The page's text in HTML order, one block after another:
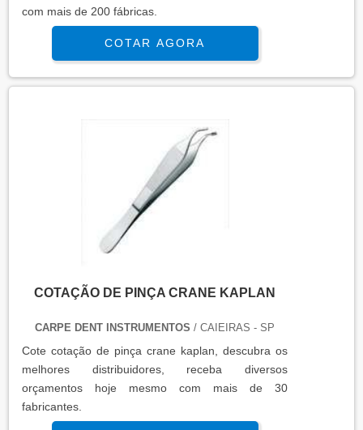
com mais de 200 fábricas.
COTAR AGORA
COTAÇÃO DE PINÇA CRANE KAPLAN
CARPE DENT INSTRUMENTOS / CAIEIRAS - SP
Cote cotação de pinça crane kaplan, descubra os
melhores distribuidores, receba diversos
orçamentos hoje mesmo com mais de 30
fabricantes.